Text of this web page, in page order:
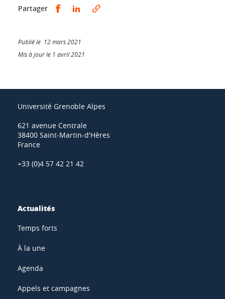
Partager Partager sur Facebook
Partager sur LinkedIn
Publié le 12 mars 2021
Mis à jour le 1 avril 2021
Université Grenoble Alpes
621 avenue Centrale
38400 Saint-Martin-d'Hères
France
+33 (0)4 57 42 21 42
Actualités
Temps forts
À la une
Agenda
Appels et campagnes